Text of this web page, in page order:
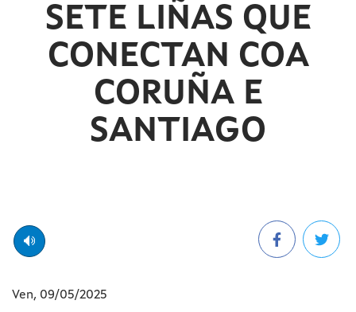
SETE LIÑAS QUE
CONECTAN COA
CORUÑA E
SANTIAGO
Ven, 09/05/2025